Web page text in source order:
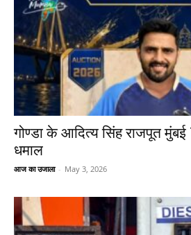
गोण्डा के आदित्य सिंह राजपूत
धमाल
आज का उजाला - May 3, 2026